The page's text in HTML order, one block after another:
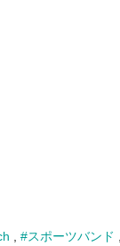
#スポーツバンド